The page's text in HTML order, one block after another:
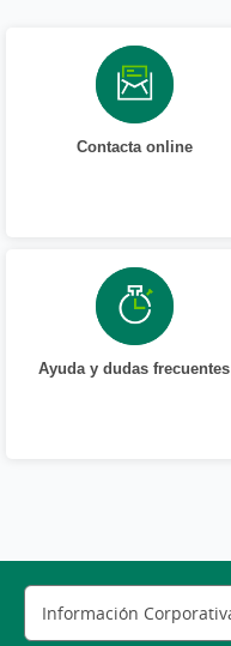
Contacta online
Ayuda y dudas frecuentes